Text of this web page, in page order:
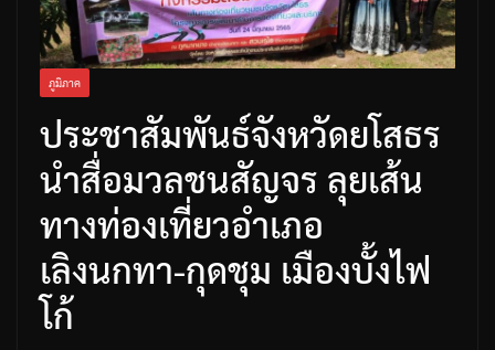
ภูมิภาค
ประชาสัมพันธ์จังหวัดยโสธร
นำสื่อมวลชนสัญจร ลุยเส้น
ทางท่องเที่ยวอำเภอ
เลิงนกทา-กุดชุม เมืองบั้งไฟ
โก้